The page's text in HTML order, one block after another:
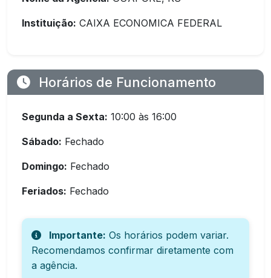
Instituição: CAIXA ECONOMICA FEDERAL
Horários de Funcionamento
Segunda a Sexta: 10:00 às 16:00
Sábado: Fechado
Domingo: Fechado
Feriados: Fechado
Importante: Os horários podem variar.
Recomendamos confirmar diretamente com
a agência.